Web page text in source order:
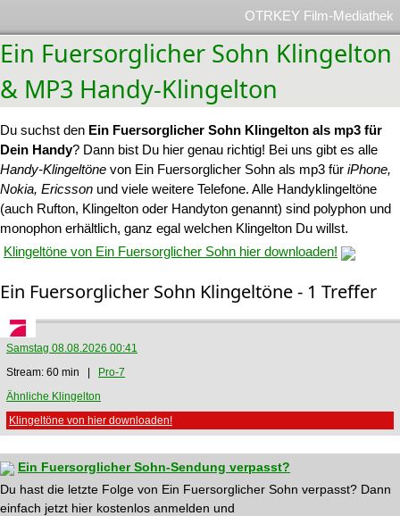
OTRKEY Film-Mediathek
Ein Fuersorglicher Sohn Klingelton
& MP3 Handy-Klingelton
Du suchst den Ein Fuersorglicher Sohn Klingelton als mp3 für
Dein Handy? Dann bist Du hier genau richtig! Bei uns gibt es alle
Handy-Klingeltöne von Ein Fuersorglicher Sohn als mp3 für iPhone,
Nokia, Ericsson und viele weitere Telefone. Alle Handyklingeltöne
(auch Rufton, Klingelton oder Handyton genannt) sind polyphon und
monophon erhältlich, ganz egal welchen Klingelton Du willst.
Klingeltöne von Ein Fuersorglicher Sohn hier downloaden!
Ein Fuersorglicher Sohn Klingeltöne - 1 Treffer
Samstag 08.08.2026 00:41
Stream: 60 min |
Pro-7
Ähnliche Klingelton
Klingeltöne von hier downloaden!
Ein Fuersorglicher Sohn-Sendung verpasst?
Du hast die letzte Folge von Ein Fuersorglicher Sohn verpasst? Dann
einfach jetzt hier kostenlos anmelden und